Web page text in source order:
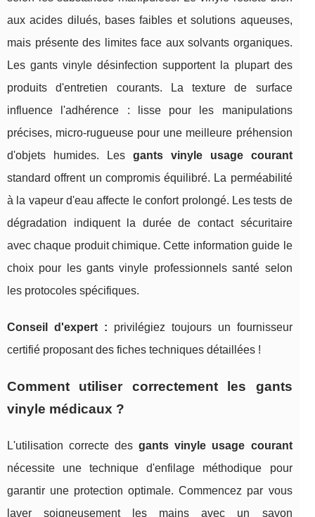
aux acides dilués, bases faibles et solutions aqueuses,
mais présente des limites face aux solvants organiques.
Les gants vinyle désinfection supportent la plupart des
produits d'entretien courants. La texture de surface
influence l'adhérence : lisse pour les manipulations
précises, micro-rugueuse pour une meilleure préhension
d'objets humides. Les gants vinyle usage courant
standard offrent un compromis équilibré. La perméabilité
à la vapeur d'eau affecte le confort prolongé. Les tests de
dégradation indiquent la durée de contact sécuritaire
avec chaque produit chimique. Cette information guide le
choix pour les gants vinyle professionnels santé selon
les protocoles spécifiques.
Conseil d'expert : privilégiez toujours un fournisseur
certifié proposant des fiches techniques détaillées !
Comment utiliser correctement les gants
vinyle médicaux ?
L'utilisation correcte desgants vinyle usage courant
nécessite une technique d'enfilage méthodique pour
garantir une protection optimale. Commencez par vous
laver soigneusement les mains avec un savon